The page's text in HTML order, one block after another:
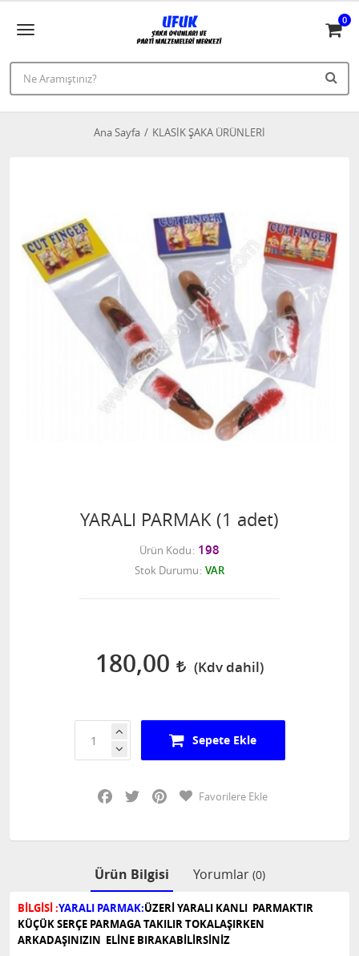
0
Ana Sayfa KLASİK ŞAKA ÜRÜNLERİ
YARALI PARMAK (1 adet)
Ürün Kodu 198
Stok Durumu VAR
180,00
Sepete Ekle
Facebook
Twitter PinterestFavorilere Ekle
Ürün Bilgisi Yorumlar (0)
BİLGİSİ :YARALI PARMAK:ÜZERİ YARALI KANLI PARMAKTIR
KÜÇÜK SERÇE PARMAGA TAKILIR TOKALAŞIRKEN
ARKADAŞINIZIN ELİNE BIRAKABİLİRSİNİZ